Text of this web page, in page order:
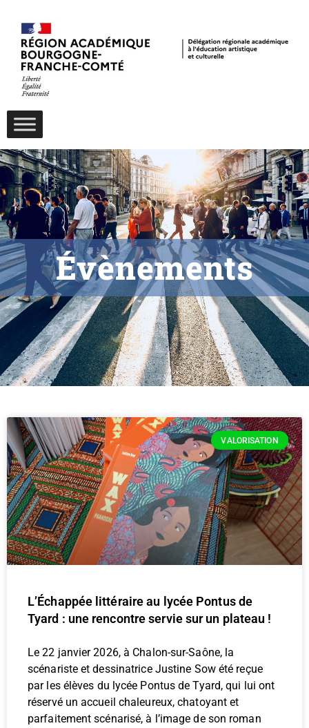
Évènements
VALORISATION
L’Échappée littéraire au lycée Pontus de
Tyard : une rencontre servie sur un plateau !
Le 22 janvier 2026, à Chalon-sur-Saône, la
scénariste et dessinatrice Justine Sow été reçue
par les élèves du lycée Pontus de Tyard, qui lui ont
réservé un accueil chaleureux, chatoyant et
parfaitement scénarisé, à l’image de son roman